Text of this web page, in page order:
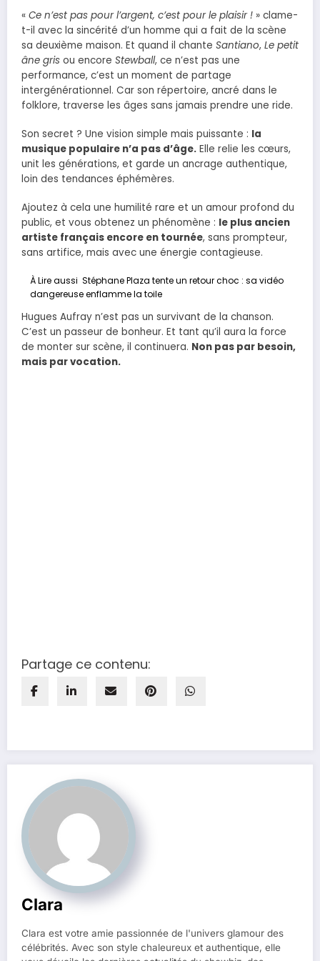
« Ce n’est pas pour l’argent, c’est pour le plaisir ! » clame-
t-il avec la sincérité d’un homme qui a fait de la scène
sa deuxième maison. Et quand il chante Santiano, Le petit
âne gris ou encore Stewball, ce n’est pas une
performance, c’est un moment de partage
intergénérationnel. Car son répertoire, ancré dans le
folklore, traverse les âges sans jamais prendre une ride.
Son secret ? Une vision simple mais puissante : la
musique populaire n’a pas d’âge. Elle relie les cœurs,
unit les générations, et garde un ancrage authentique,
loin des tendances éphémères.
Ajoutez à cela une humilité rare et un amour profond du
public, et vous obtenez un phénomène : le plus ancien
artiste français encore en tournée, sans prompteur,
sans artifice, mais avec une énergie contagieuse.
À Lire aussi Stéphane Plaza tente un retour choc : sa vidéo
dangereuse enflamme la toile
Hugues Aufray n’est pas un survivant de la chanson.
C’est un passeur de bonheur. Et tant qu’il aura la force
de monter sur scène, il continuera. Non pas par besoin,
mais par vocation.
Partage ce contenu:
Clara
Clara est votre amie passionnée de l'univers glamour des
célébrités. Avec son style chaleureux et authentique, elle